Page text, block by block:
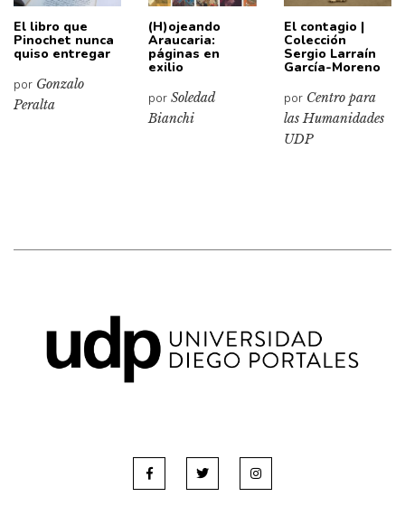
El libro que
Pinochet nunca
quiso entregar
por Gonzalo
Peralta
(H)ojeando
Araucaria:
páginas en
exilio
porSoledad
Bianchi
El contagio |
Colección
Sergio Larraín
García-Moreno
por Centro para
las Humanidades
UDP